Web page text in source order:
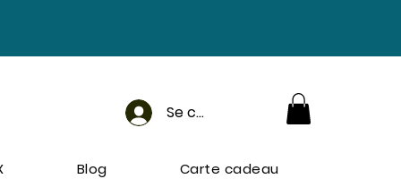
Se connecter
Blog Carte cadeau